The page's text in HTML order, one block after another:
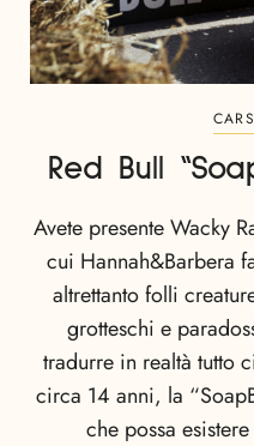
CARS
Red Bull
Avete presente Wacky
cui Hannah&Barbera
altrettanto folli
grotteschi e
tradurre in realtà tutto
circa 14 anni, la
che possa